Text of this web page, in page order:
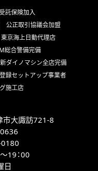
託保険加入
公正取引協議会加盟
東京海上日動代理店
総合警備完備
ダイノマシン全店完備
録セットアップ事業者
施工店
大諏訪721-8
19：00
日